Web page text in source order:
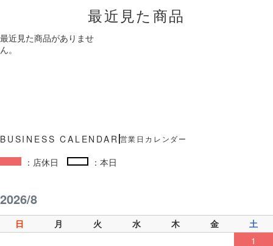
最近見た商品
最近見た商品がありませ
ん。
営業日カレンダー
：店休日 ：本日
2026/8
日 月 火 水 木 金
土
1